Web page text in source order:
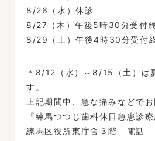
8/26（水）休診
8/27（木）午後5時30分受付
8/29（土）午後4時30分受付
＊8/12（水）～8/15（土）は
す。
上記期間中、急な痛みなどで
『練馬つつじ歯科休日急患診療
練馬区役所東庁舎３階 電話